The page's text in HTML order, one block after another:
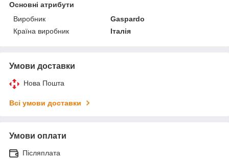
Основні атрибути
Виробник
Gaspardo
Країна виробник
Італія
Умови доставки
Нова Пошта
Всі умови доставки
Умови оплати
Післяплата